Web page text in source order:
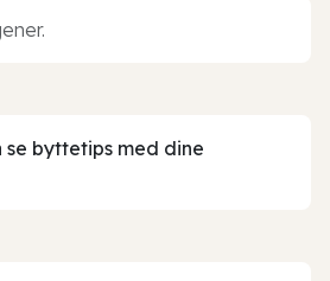
se byttetips med dine